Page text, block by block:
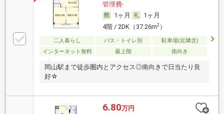
管理費-
1ヶ月
1ヶ月
4階 / 2DK（37.26m2）
二人暮らし バス・トイレ別
駐車場(近隣含)
インターネット無料
最上階 南向き
岡山駅まで徒歩圏内とアクセス◎南向きで日当たり良
好☆
6.80万円